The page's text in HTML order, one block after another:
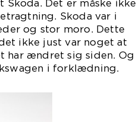
Det er måske ikke
Skoda var i
og stor moro. Dette
ikke just var noget at
ændret sig siden. Og
i forklædning.